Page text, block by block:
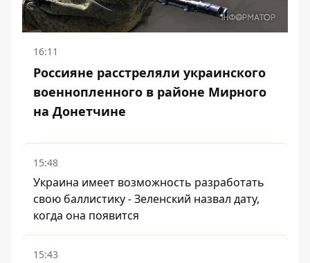
16:11
Россияне расстреляли украинского
военнопленного в районе Мирного
на Донетчине
15:48
Украина имеет возможность разработать
свою баллистику - Зеленский назвал дату,
когда она появится
15:43